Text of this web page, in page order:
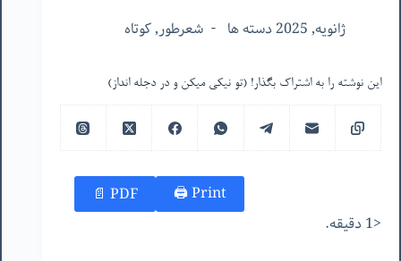
ژانویه, 2025 دسته ها شعرطور,کوتاه
این نوشته را به اشتراک بگذار! (تو نیکی میکن و در دجله انداز)
Print 🖨
PDF 📄
<1 دقیقه.